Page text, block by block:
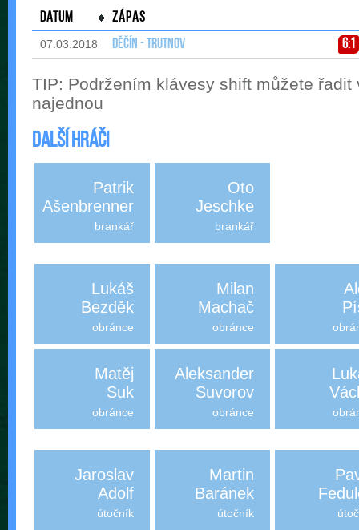
Datum Zápas
07.03.2018 Děčín - Trutnov 6:1
TIP: Podržením klávesy shift můžete řadit
najednou
Další hráči
Patrik
Ašenbrenner
brankář
Oto
Jeschke
brankář
Lukáš
Bezděk
obránce
Milan
Machač
obránce
Matěj
Suk
obránce
Aleksander
Suvorov
obránce
Jaroslav
Adolf
útočník
Martin
Baránek
útočník